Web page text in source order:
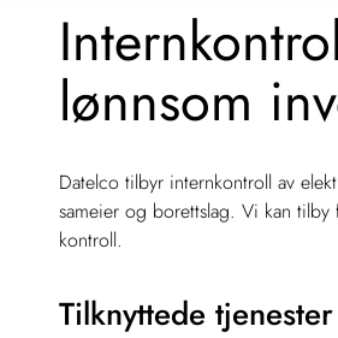
lønnsom
Datelco tilbyr internkontroll av
sameier og borettslag. Vi kan
kontroll.
Tilknyttede tjenester